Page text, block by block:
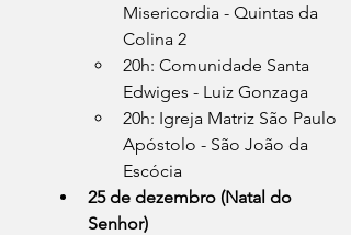
Misericordia - Quintas da
Colina 2
20h: Comunidade Santa
Edwiges - Luiz Gonzaga
20h: Igreja Matriz São Paulo
Apóstolo - São João da
Escócia
25 de dezembro (Natal do
Senhor)